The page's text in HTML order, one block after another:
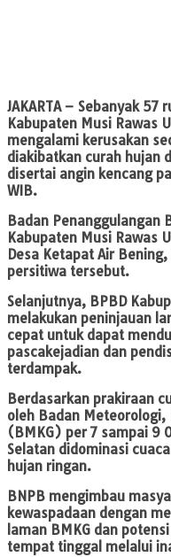
JAKARTA– Sebanyak 57
Kabupaten Musi Rawas
mengalami kerusakan
diakibatkan curah hujan
disertai angin kencang
WIB.
Badan Penanggulangan
Kabupaten Musi Rawas
Desa Ketapat Air
persitiwa tersebut.
Selanjutnya, BPBD
melakukan peninjauan
cepat untuk dapat
pascakejadian dan
terdampak.
Berdasarkan prakiraan
oleh Badan
(BMKG) per 7 sampai 9
Selatan didominasi
hujan ringan.
BNPB mengimbau
kewaspadaan dengan
laman BMKG dan
tempat tinggal melalui